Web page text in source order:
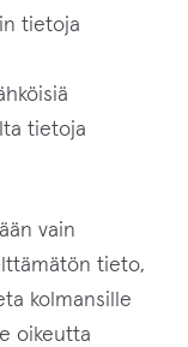
tietoja
tietoja
vain
tieto,
kolmansille
oikeutta